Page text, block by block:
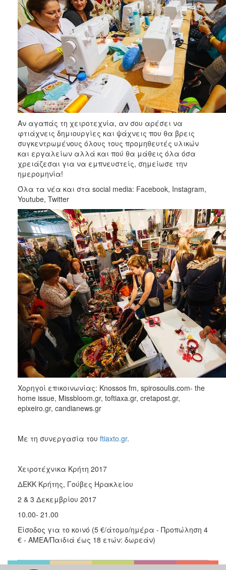
Αν αγαπάς τη χειροτεχνία, αν σου αρέσει να
φτιάχνεις δημιουργίες και ψάχνεις που θα βρεις
συγκεντρωμένους όλους τους προμηθευτές υλικών
και εργαλείων αλλά και πού θα μάθεις όλα όσα
χρειάζεσαι για να εμπνευστείς, σημείωσε την
ημερομηνία!
Όλα τα νέα και στα social media: Facebook, Instagram,
Youtube, Twitter
Χορηγοί επικοινωνίας: Knossos fm, spirosoulis.com- the
home issue, Missbloom.gr, toftiaxa.gr, cretapost.gr,
epixeiro.gr, candianews.gr
Με τη συνεργασία του ftiaxto.gr.
Χειροτέχνικα Κρήτη 2017
ΔΕΚΚ Κρήτης, Γούβες Ηρακλείου
2 & 3 Δεκεμβρίου 2017
10.00- 21.00
Είσοδος για το κοινό (5 €/άτομο/ημέρα - Προπώληση 4
€ - ΑΜΕΑ/Παιδιά έως 18 ετών: δωρεάν)